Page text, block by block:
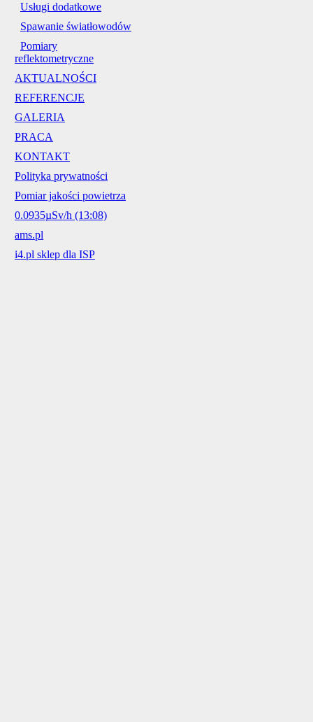
Usługi dodatkowe
Spawanie światłowodów
Pomiary
reflektometryczne
AKTUALNOŚCI
REFERENCJE
GALERIA
PRACA
KONTAKT
Polityka prywatności
Pomiar jakości powietrza
0.0935µSv/h (13:08)
ams.pl
i4.pl sklep dla ISP